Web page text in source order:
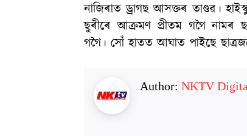
নাজিৰাত ড্ৰাগছ আসক্তৰ তাণ্ডৱ।
ছুৰীৰে আক্ৰমণ প্ৰীতম গগৈ নামৰ
গগৈ। সোঁ হাতত আঘাত পাইছে
Author: NKTV